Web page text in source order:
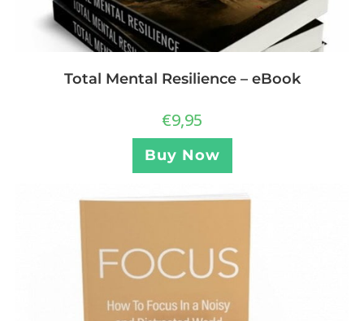
Total Mental Resilience – eBook
€9,95
Buy Now